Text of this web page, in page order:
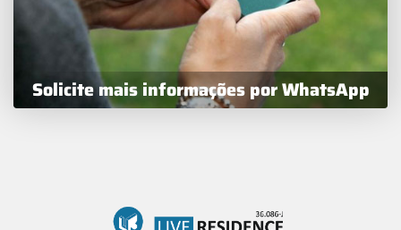
Solicite mais informações por WhatsApp